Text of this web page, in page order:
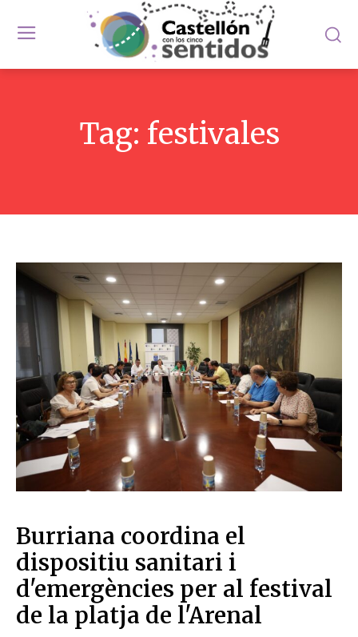
Tag: festivales
Burriana coordina el
dispositiu sanitari i
d'emergències per al festival
de la platja de l'Arenal